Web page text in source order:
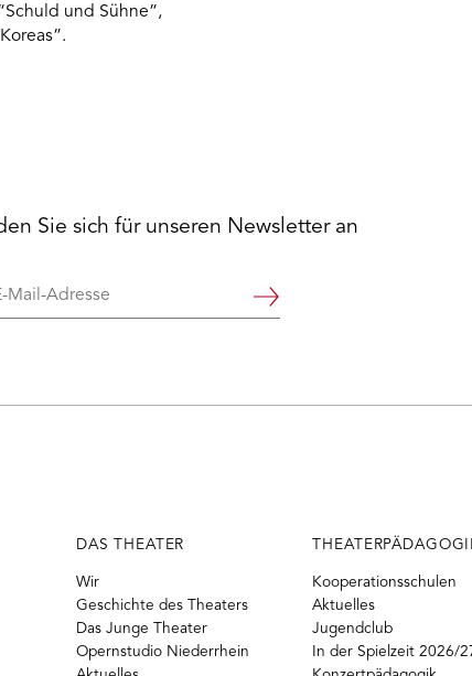
und Sühne”,
Sie sich für unseren Newsletter an
Weiter
DAS THEATER
Wir
Geschichte des Theaters
Das Junge Theater
Opernstudio Niederrhein
Kooperationsschulen
Aktuelles
Jugendclub
In der Spielzeit 2026/